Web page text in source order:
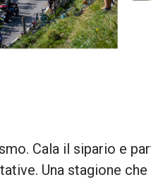
Cala il sipario e
Una stagione